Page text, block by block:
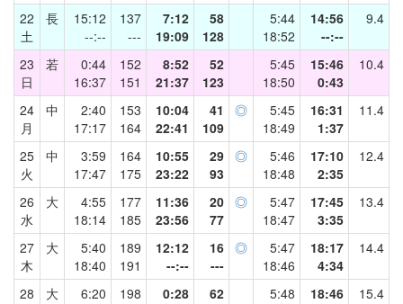
22
土
長
15:12
--:--
137
---
7:12
19:09
58
128
5:44
18:52
14:56
--:--
9.4
23
日
若
0:44
16:37
152
151
8:52
21:37
52
123
5:45
18:50
15:46
0:43
10.4
24
月
中
2:40
17:17
153
164
10:04
22:41
41
109
◎
5:45
18:49
16:31
1:37
11.4
25
火
中
3:59
17:47
164
175
10:55
23:22
29
93
◎
5:46
18:48
17:10
2:35
12.4
26
水
大
4:55
18:14
177
185
11:36
23:56
20
77
◎
5:47
18:47
17:45
3:35
13.4
27
木
大
5:40
18:40
189
191
12:12
--:--
16
---
◎
5:47
18:46
18:17
4:34
14.4
28
大
6:20
198
0:28
62
5:48
18:46
15.4